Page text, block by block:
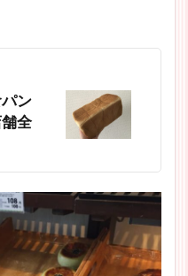
ン
全